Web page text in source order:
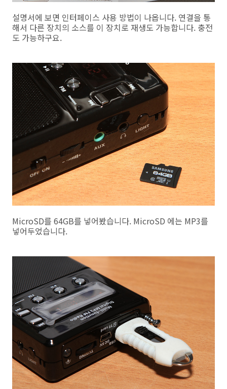
설명서에 보면 인터페이스 사용 방법이 나옵니다. 연결을 통
해서 다른 장치의 소스를 이 장치로 재생도 가능합니다. 충전
도 가능하구요.
MicroSD를 64GB를 넣어봤습니다. MicroSD 에는 MP3를
넣어두었습니다.